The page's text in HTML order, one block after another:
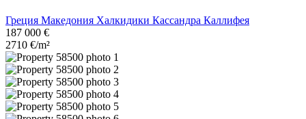
Греция Македония Халкидики Кассандра Каллифея
187 000 €
2710 €/m²